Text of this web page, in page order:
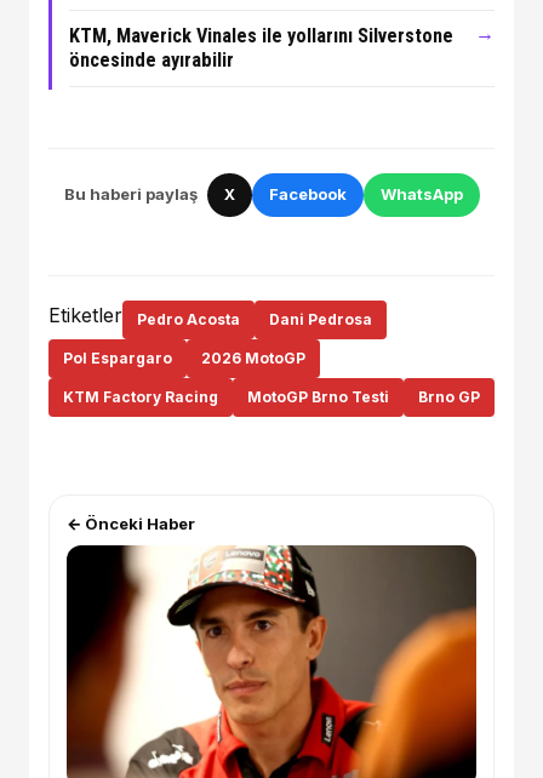
KTM, Maverick Vinales ile yollarını Silverstone
öncesinde ayırabilir
→
Bu haberi paylaş X Facebook WhatsApp
Etiketler Pedro Acosta Dani Pedrosa
Pol Espargaro 2026 MotoGP
KTM Factory Racing MotoGP Brno Testi Brno GP
← Önceki Haber